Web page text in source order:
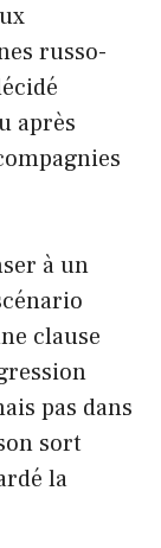
russo-
après
à un
clause
pas dans
sort
la